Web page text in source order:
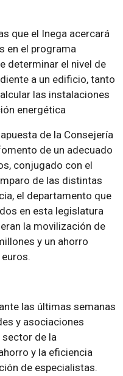
que el Inega acercará
en el programa
determinar el nivel de
a un edificio, tanto
las instalaciones
energética
de la Consejería
de un adecuado
conjugado con el
de las distintas
el departamento que
en esta legislatura
la movilización de
y un ahorro
las últimas semanas
y asociaciones
de la
y la eficiencia
de especialistas.